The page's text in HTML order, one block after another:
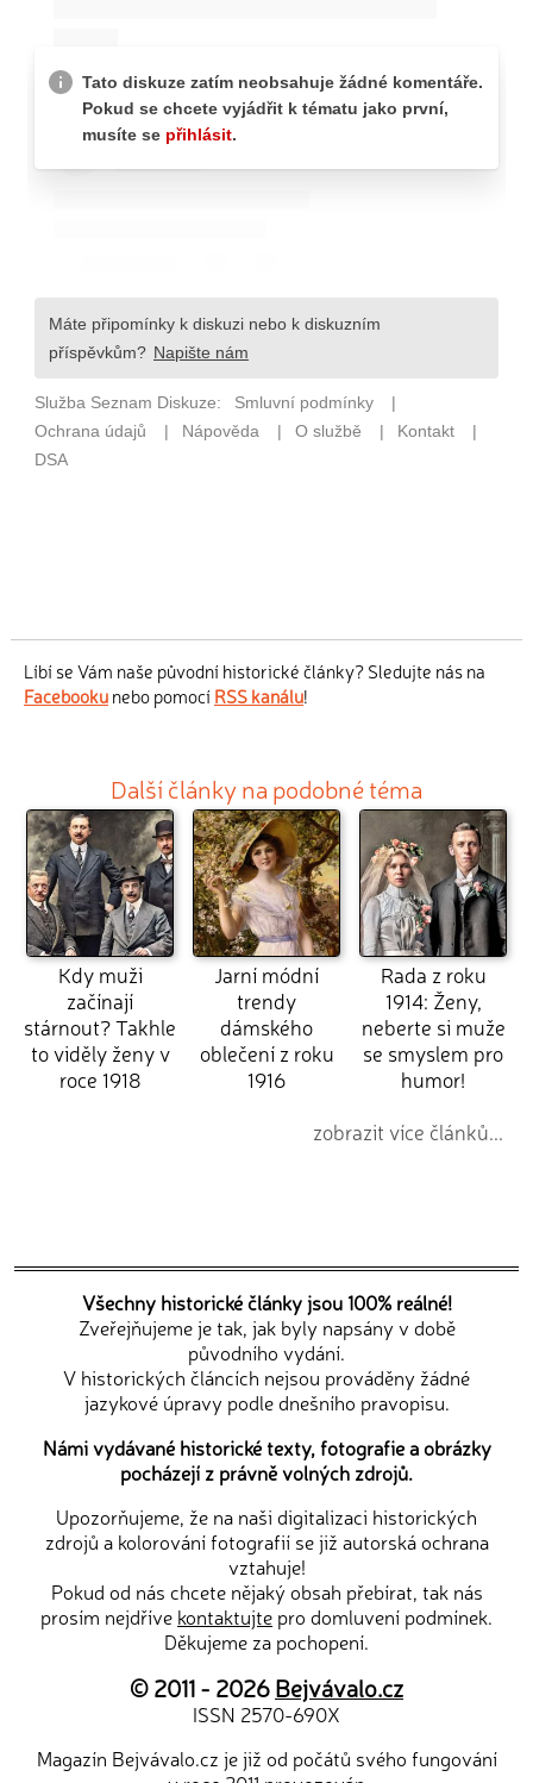
Líbí se Vám naše původní historické články? Sledujte nás na
Facebookunebo pomocí RSS kanálu!
Další články na podobné téma
Kdy muži
začínají
stárnout? Takhle
to viděly ženy v
roce 1918
Jarní módní
trendy
dámského
oblečení z roku
1916
Rada z roku
1914: Ženy,
neberte si muže
se smyslem pro
humor!
zobrazit více článků...
Všechny historické články jsou 100% reálné!
Zveřejňujeme je tak, jak byly napsány v době
původního vydání.
V historických článcích nejsou prováděny žádné
jazykové úpravy podle dnešního pravopisu.
Námi vydávané historické texty, fotografie a obrázky
pocházejí z právně volných zdrojů.
Upozorňujeme, že na naši digitalizaci historických
zdrojů a kolorování fotografií se již autorská ochrana
vztahuje!
Pokud od nás chcete nějaký obsah přebírat, tak nás
prosím nejdříve kontaktujte pro domluvení podmínek.
Děkujeme za pochopení.
© 2011 - 2026Bejvávalo.cz
ISSN 2570-690X
Magazín Bejvávalo.cz je již od počátů svého fungování